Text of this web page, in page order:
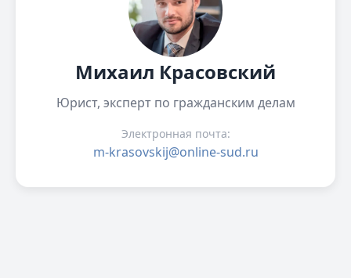
Михаил Красовский
Юрист, эксперт по гражданским делам
Электронная почта:
m-krasovskij@online-sud.ru